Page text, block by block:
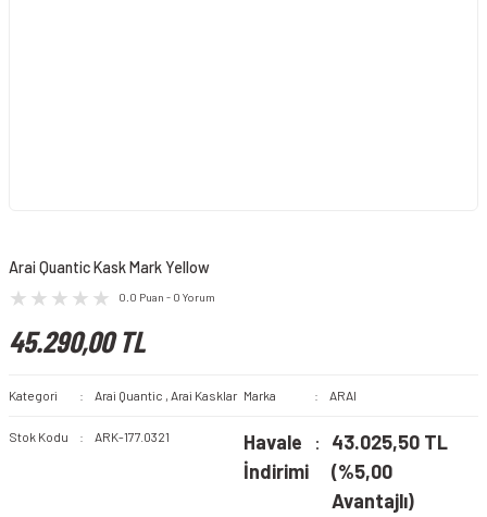
Arai Quantic Kask Mark Yellow
0.0 Puan - 0 Yorum
45.290,00 TL
Kategori Arai Quantic , Arai Kasklar Marka ARAI
Stok Kodu ARK-177.0321
Havale
İndirimi
43.025,50 TL
(%5,00
Avantajlı)